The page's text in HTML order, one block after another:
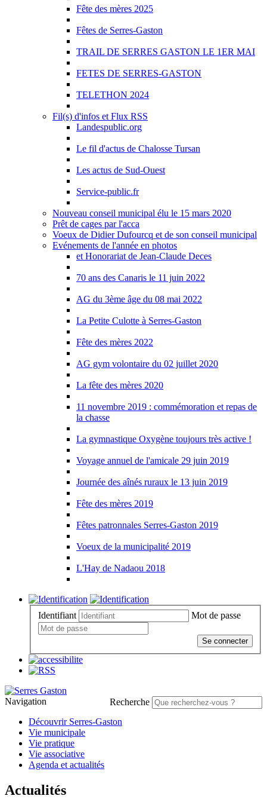
Fête des mères 2025
Fêtes de Serres-Gaston
TRAIL DE SERRES GASTON LE 1ER MAI
FETES DE SERRES-GASTON
TELETHON 2024
Fil(s) d'infos et Flux RSS
Landespublic.org
Le fil d'actus de Chalosse Tursan
Les actus de Sud-Ouest
Service-public.fr
Nouveau conseil municipal élu le 15 mars 2020
Prêt de cages par l'acca
Voeux de Didier Dufourcq et de son conseil municipal
Evénements de l'année en photos
et Honorariat de Jean-Claude Deces
70 ans des Canaris le 11 juin 2022
AG du 3ème âge du 08 mai 2022
La Petite Culotte à Serres-Gaston
Fête des mères 2022
AG gym volontaire du 02 juillet 2020
La fête des mères 2020
11 novembre 2019 : commémoration et repas de
la chasse
La gymnastique Oxygène toujours très active !
Voyage annuel de l'amicale 29 juin 2019
Journée des aînés ruraux le 13 juin 2019
Fête des mères 2019
Fêtes patronnales Serres-Gaston 2019
Voeux de la municipalité 2019
L'Hay de Nadaou 2018
Identifiant Mot de passe
Se connecter
Recherche
Navigation
Découvrir Serres-Gaston
Vie municipale
Vie pratique
Vie associative
Agenda et actualités
Actualités